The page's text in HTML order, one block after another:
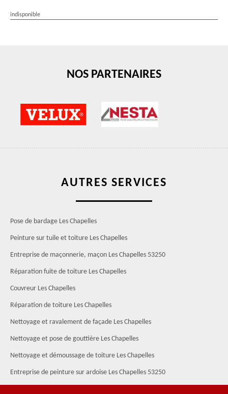
indisponible
NOS PARTENAIRES
AUTRES SERVICES
Pose de bardage Les Chapelles
Peinture sur tuile et toiture Les Chapelles
Entreprise de maçonnerie, maçon Les Chapelles 53250
Réparation fuite de toiture Les Chapelles
Couvreur Les Chapelles
Réparation de toiture Les Chapelles
Nettoyage et ravalement de façade Les Chapelles
Nettoyage et pose de gouttière Les Chapelles
Nettoyage et démoussage de toiture Les Chapelles
Entreprise de peinture sur ardoise Les Chapelles 53250